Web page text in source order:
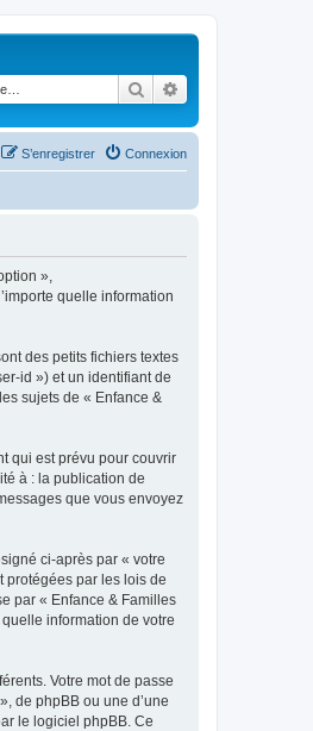
Rechercher
Connexion
S’enregistrer
»,
quelle information
des petits fichiers textes
id ») et un identifiant de
sujets de « Enfance &
qui est prévu pour couvrir
à : la publication de
que vous envoyez
ci-après par « votre
protégées par les lois de
par « Enfance & Familles
information de votre
Votre mot de passe
de phpBB ou une d’une
le logiciel phpBB. Ce